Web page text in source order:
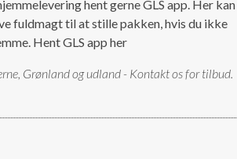
hent gerne GLS app. Her kan
fuldmagt til at stille pakken, hvis du ikke
Hent GLS app her
Grønland og udland - Kontakt os for tilbud.